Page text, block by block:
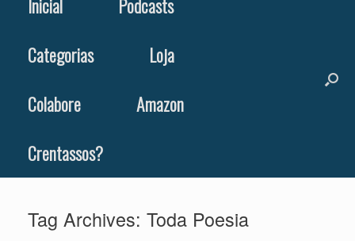
Inicial
Podcasts
Categorias
Loja
Colabore
Amazon
Crentassos?
Tag Archives: Toda Poesia